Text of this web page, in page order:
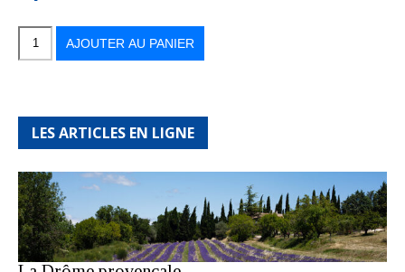
quantité
Balades
2023
AJOUTER AU PANIER
LES ARTICLES EN LIGNE